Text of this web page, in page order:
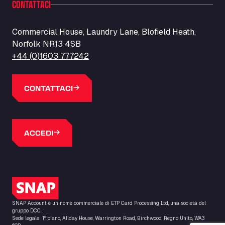
Barneys Diner
Bars Logistics Ltd
Elm Farm Depot, CO6 1HU
Bartrums Haulage & Storage
Basiq Truck Cleaning Amsterdam
Fahrenheitweg 20, 6101 WR
Basiq Truck Cleaning Hoogeveen
A.G. Bellstraat 35A, 7903 AD
16 Inchmuir Road, EH48 2EP
Batim Truckstop
Lar Bck Z 7 Mennen, 8930
Baumann Spedition Dresden GmbH
CONTATTACI
Commercial House, Laundry Lane, Blofield Heath,
Norfolk NR13 4SB
+44 (0)1603 777242
CONTATTACI
ACCEDI
Logo SNAP
SNAP Account è un nome commerciale di ETP Card Processing Ltd, una società del
gruppo DCC.
Sede legale: 1° piano, Allday House, Warrington Road, Birchwood, Regno Unito, WA3